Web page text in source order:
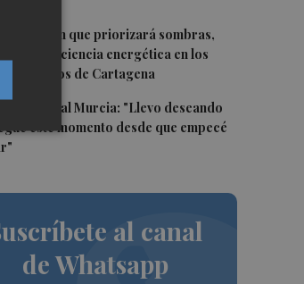
al plan que priorizará sombras,
y eficiencia energética en los
públicos de Cartagena
en el Real Murcia: "Llevo deseando
este momento desde que empecé
al canal
de Whatsapp